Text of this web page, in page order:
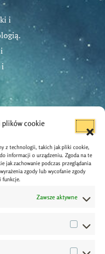
plików cookie
z technologii, takich jak pliki cookie,
informacji o urządzeniu. Zgoda na te
jak zachowanie podczas przeglądania
zgody lub wycofanie zgody
funkcje.
Zawsze aktywne
i
i